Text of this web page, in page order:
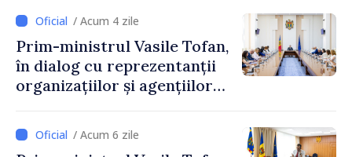
de CNMC
/ Acum 4 zile
Prim-ministrul Vasile Tofan,
în dialog cu reprezentanții
organizațiilor și agențiilor
Moldova
/ Acum 6 zile